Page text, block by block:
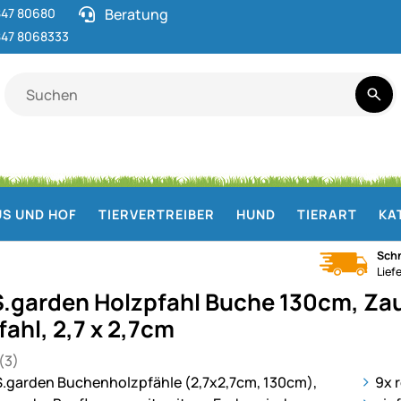
80680
8068333
Beratung
UND HOF TIERVERTREIBER HUND TIERART
Holzpfahl Buche 130cm,
2,7 x 2,7cm
5 (3 Bewertungen)
(3)
9x